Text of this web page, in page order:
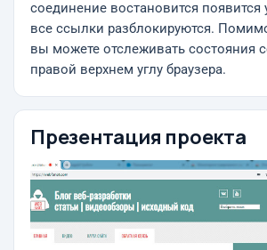
соединение востановится
все ссылки разблокируются.
вы можете отслеживать состояния
правой верхнем углу браузера.
Презентация проекта